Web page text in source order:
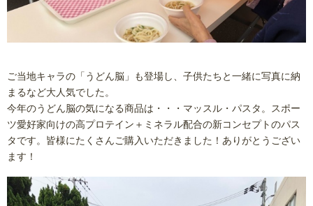
ご当地キャラの「うどん脳」も登場し、子供たちと一緒に写真に納
まるなど大人気でした。
今年のうどん脳の気になる商品は・・・マッスル・パスタ。スポー
ツ愛好家向けの高プロテイン＋ミネラル配合の新コンセプトのパス
タです。皆様にたくさんご購入いただきました！ありがとうござい
ます！